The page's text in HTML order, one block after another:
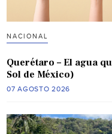
NACIONAL
Querétaro – El agua
Sol de México)
07 AGOSTO 2026